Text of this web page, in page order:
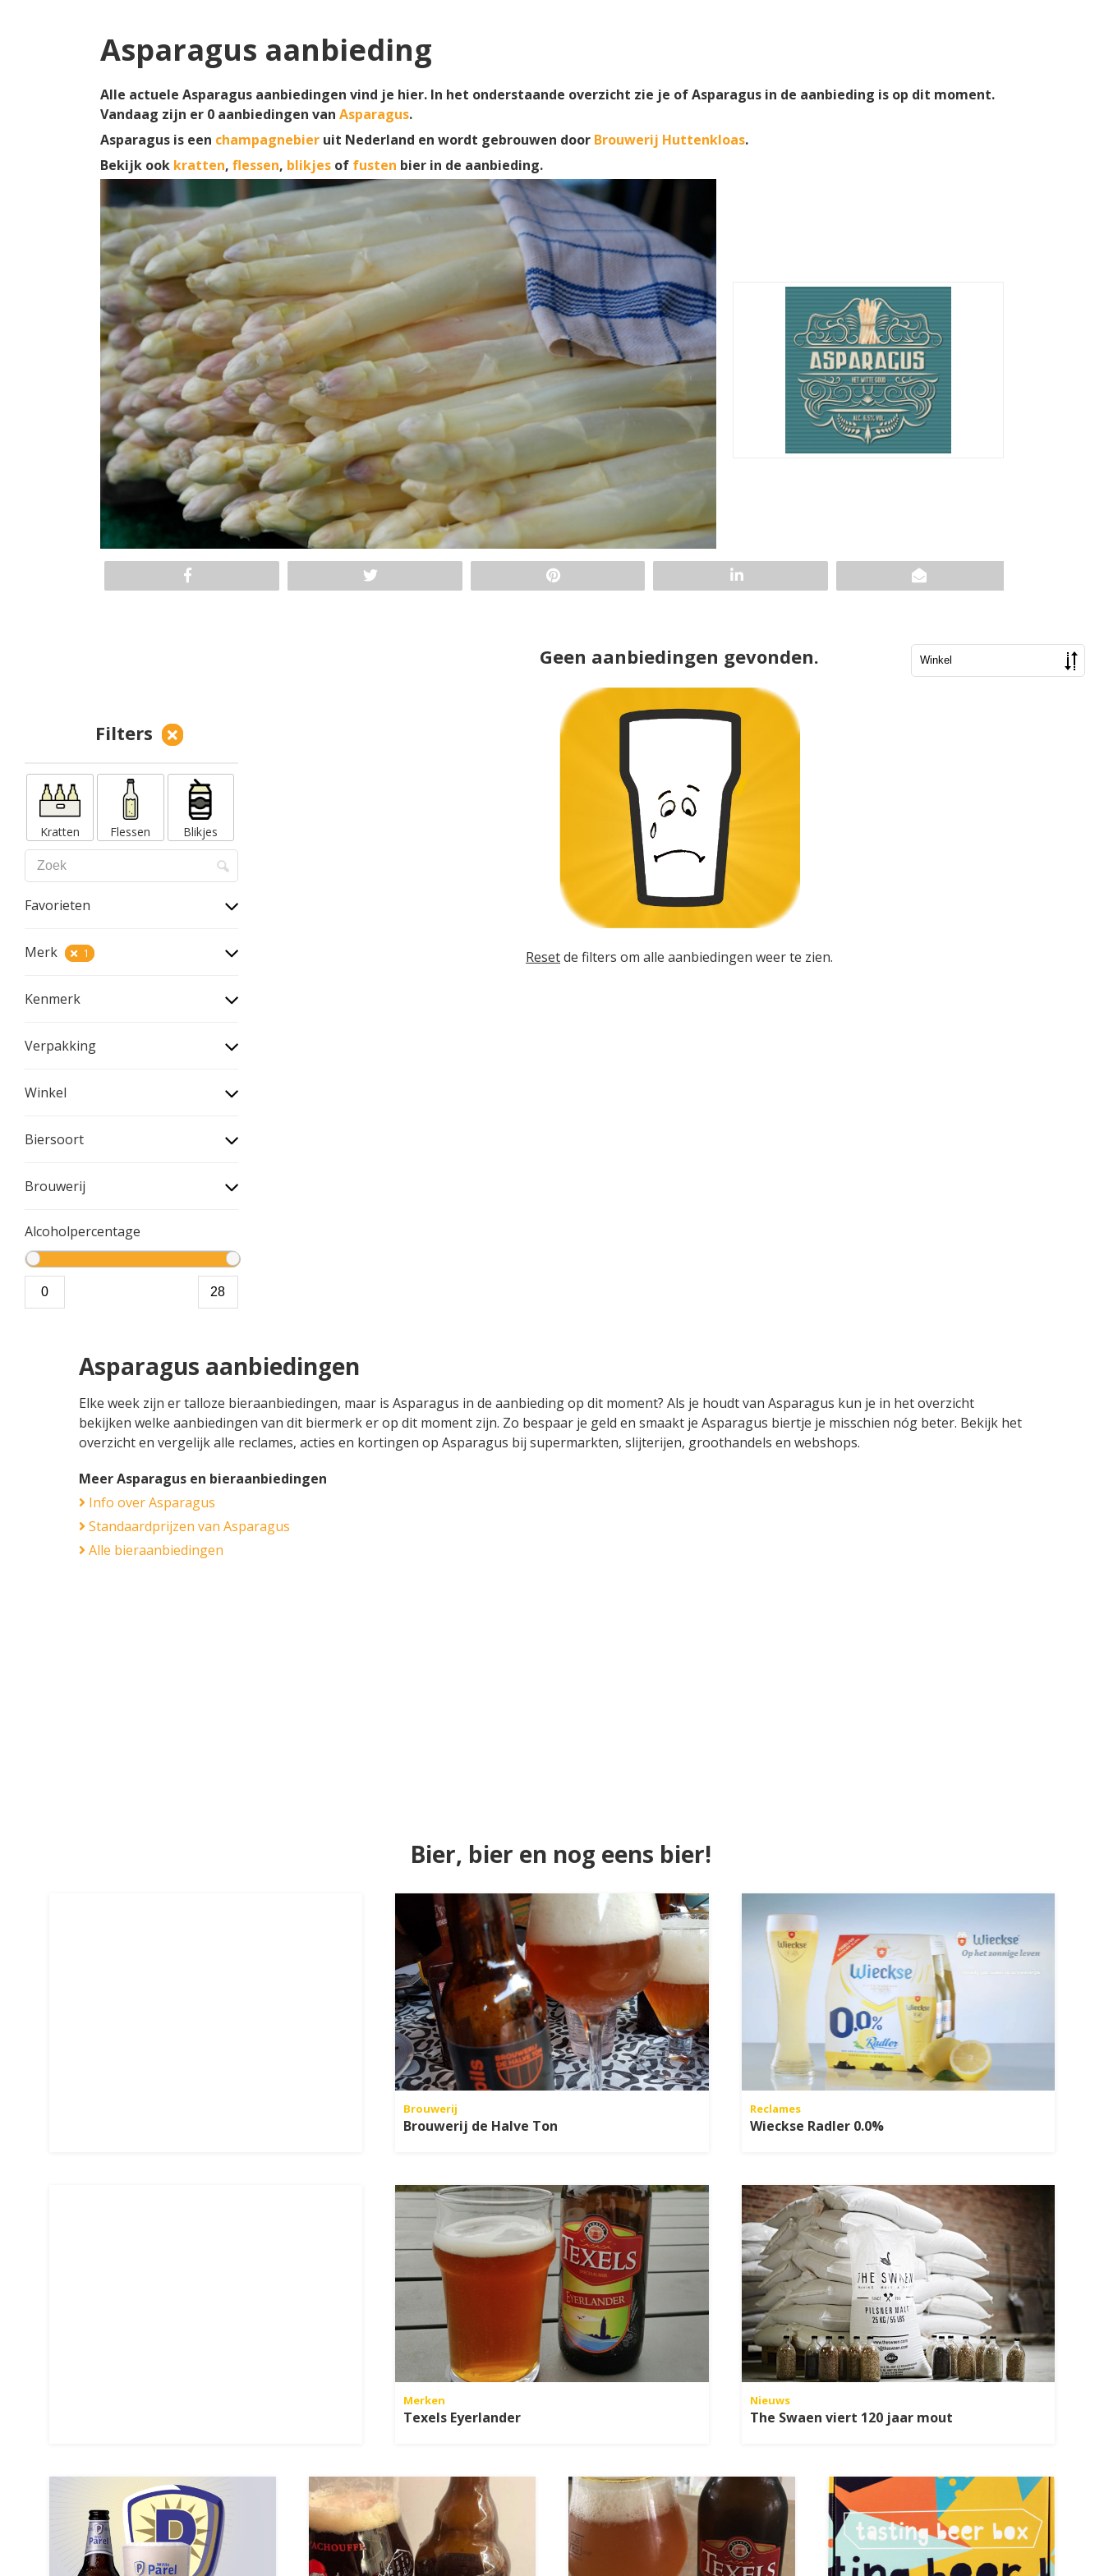
Asparagus aanbieding
Alle actuele Asparagus aanbiedingen vind je hier. In het onderstaande overzicht zie je of Asparagus in de aanbieding is op dit moment.
Vandaag zijn er 0 aanbiedingen van Asparagus.
Asparagus is een champagnebier uit Nederland en wordt gebrouwen door Brouwerij Huttenkloas.
Bekijk ook kratten, flessen, blikjes of fusten bier in de aanbieding.
Filters
Kratten Flessen Blikjes
Favorieten
Merk 1
Kenmerk
Verpakking
Winkel
Biersoort
Brouwerij
Alcoholpercentage
Geen aanbiedingen gevonden.
Resetde filters om alle aanbiedingen weer te zien.
Asparagus aanbiedingen
Elke week zijn er talloze bieraanbiedingen, maar is Asparagus in de aanbieding op dit moment? Als je houdt van Asparagus kun je in het overzicht
bekijken welke aanbiedingen van dit biermerk er op dit moment zijn. Zo bespaar je geld en smaakt je Asparagus biertje je misschien nóg beter. Bekijk het
overzicht en vergelijk alle reclames, acties en kortingen op Asparagus bij supermarkten, slijterijen, groothandels en webshops.
Meer Asparagus en bieraanbiedingen
Info over Asparagus
Standaardprijzen van Asparagus
Alle bieraanbiedingen
Bier, bier en nog eens bier!
Brouwerij
Brouwerij de Halve Ton
Reclames
Wieckse Radler 0.0%
Merken
Texels Eyerlander
Nieuws
The Swaen viert 120 jaar mout